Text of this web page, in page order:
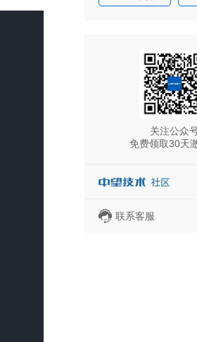
关注公众
免费领取30天
联系客服